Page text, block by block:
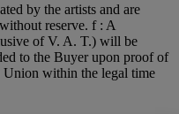
by the artists and are
reserve. f : A
of V. A. T.) will be
to the Buyer upon proof of
Union within the legal time